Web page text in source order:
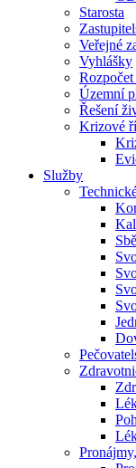
Starosta
Veřejné
Vyhlášky
Rozpočet
Územní
Řešení
Krizové
Služby